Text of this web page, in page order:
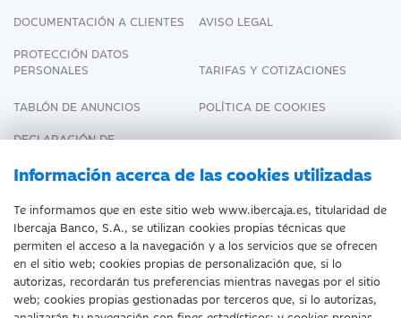
Información acerca de las cookies utilizadas
Te informamos que en este sitio web www.ibercaja.es, titularidad de
Ibercaja Banco, S.A., se utilizan cookies propias técnicas que
permiten el acceso a la navegación y a los servicios que se ofrecen
en el sitio web; cookies propias de personalización que, si lo
autorizas, recordarán tus preferencias mientras navegas por el sitio
web; cookies propias gestionadas por terceros que, si lo autorizas,
DOCUMENTACIÓN A CLIENTES
AVISO LEGAL
PROTECCIÓN DATOS
PERSONALES
TARIFAS Y COTIZACIONES
TABLÓN DE ANUNCIOS
POLÍTICA DE COOKIES
DECLARACIÓN DE
Fecha de Edición: 09/08/2026
©Ibercaja Banco, S.A. - IBERCAJA - NIF. A-
99319030 R.M. de Zaragoza (T.3865. F.1.